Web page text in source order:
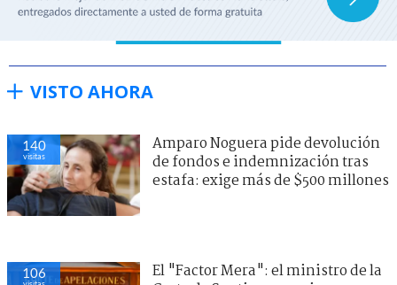
VISTO AHORA
140
visitas
Amparo Noguera pide devolución
de fondos e indemnización tras
estafa: exige más de $500 millones
106
El "Factor Mera": el ministro de la